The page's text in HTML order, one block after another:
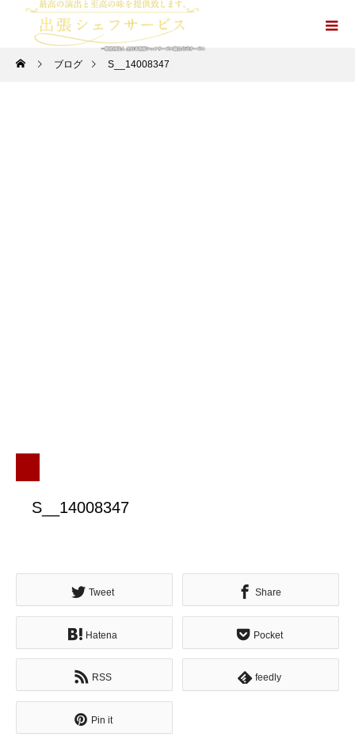
ブログ S__14008347
S__14008347
Tweet Share
Hatena Pocket
RSS feedly
Pin it